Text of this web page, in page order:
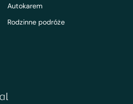
Autokarem
Rodzinne podróże